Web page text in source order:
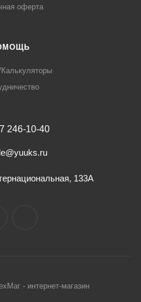
оферта
246-10-40
133А
- интернет-магазин